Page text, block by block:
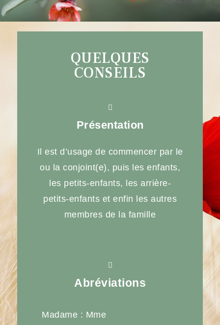
QUELQUES
CONSEILS
Présentation
Il est d’usage de commencer par le
ou la conjoint(e), puis les enfants,
les petits-enfants, les arrière-
petits-enfants et enfin les autres
membres de la famille
Abréviations
Madame : Mme